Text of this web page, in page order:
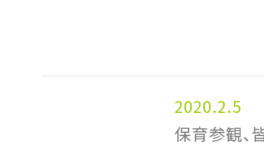
2020.2.5
保育参観、